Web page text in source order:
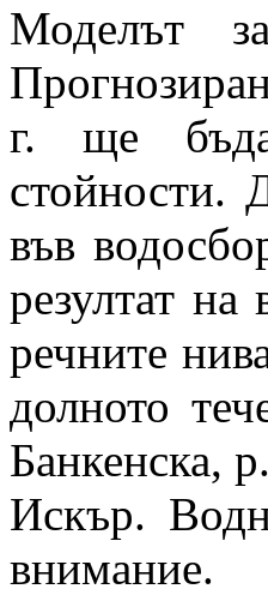
Моделът
г. ще
стойности.
във
резултат
речните
долното
Банкенска,
Искър.
внимание.